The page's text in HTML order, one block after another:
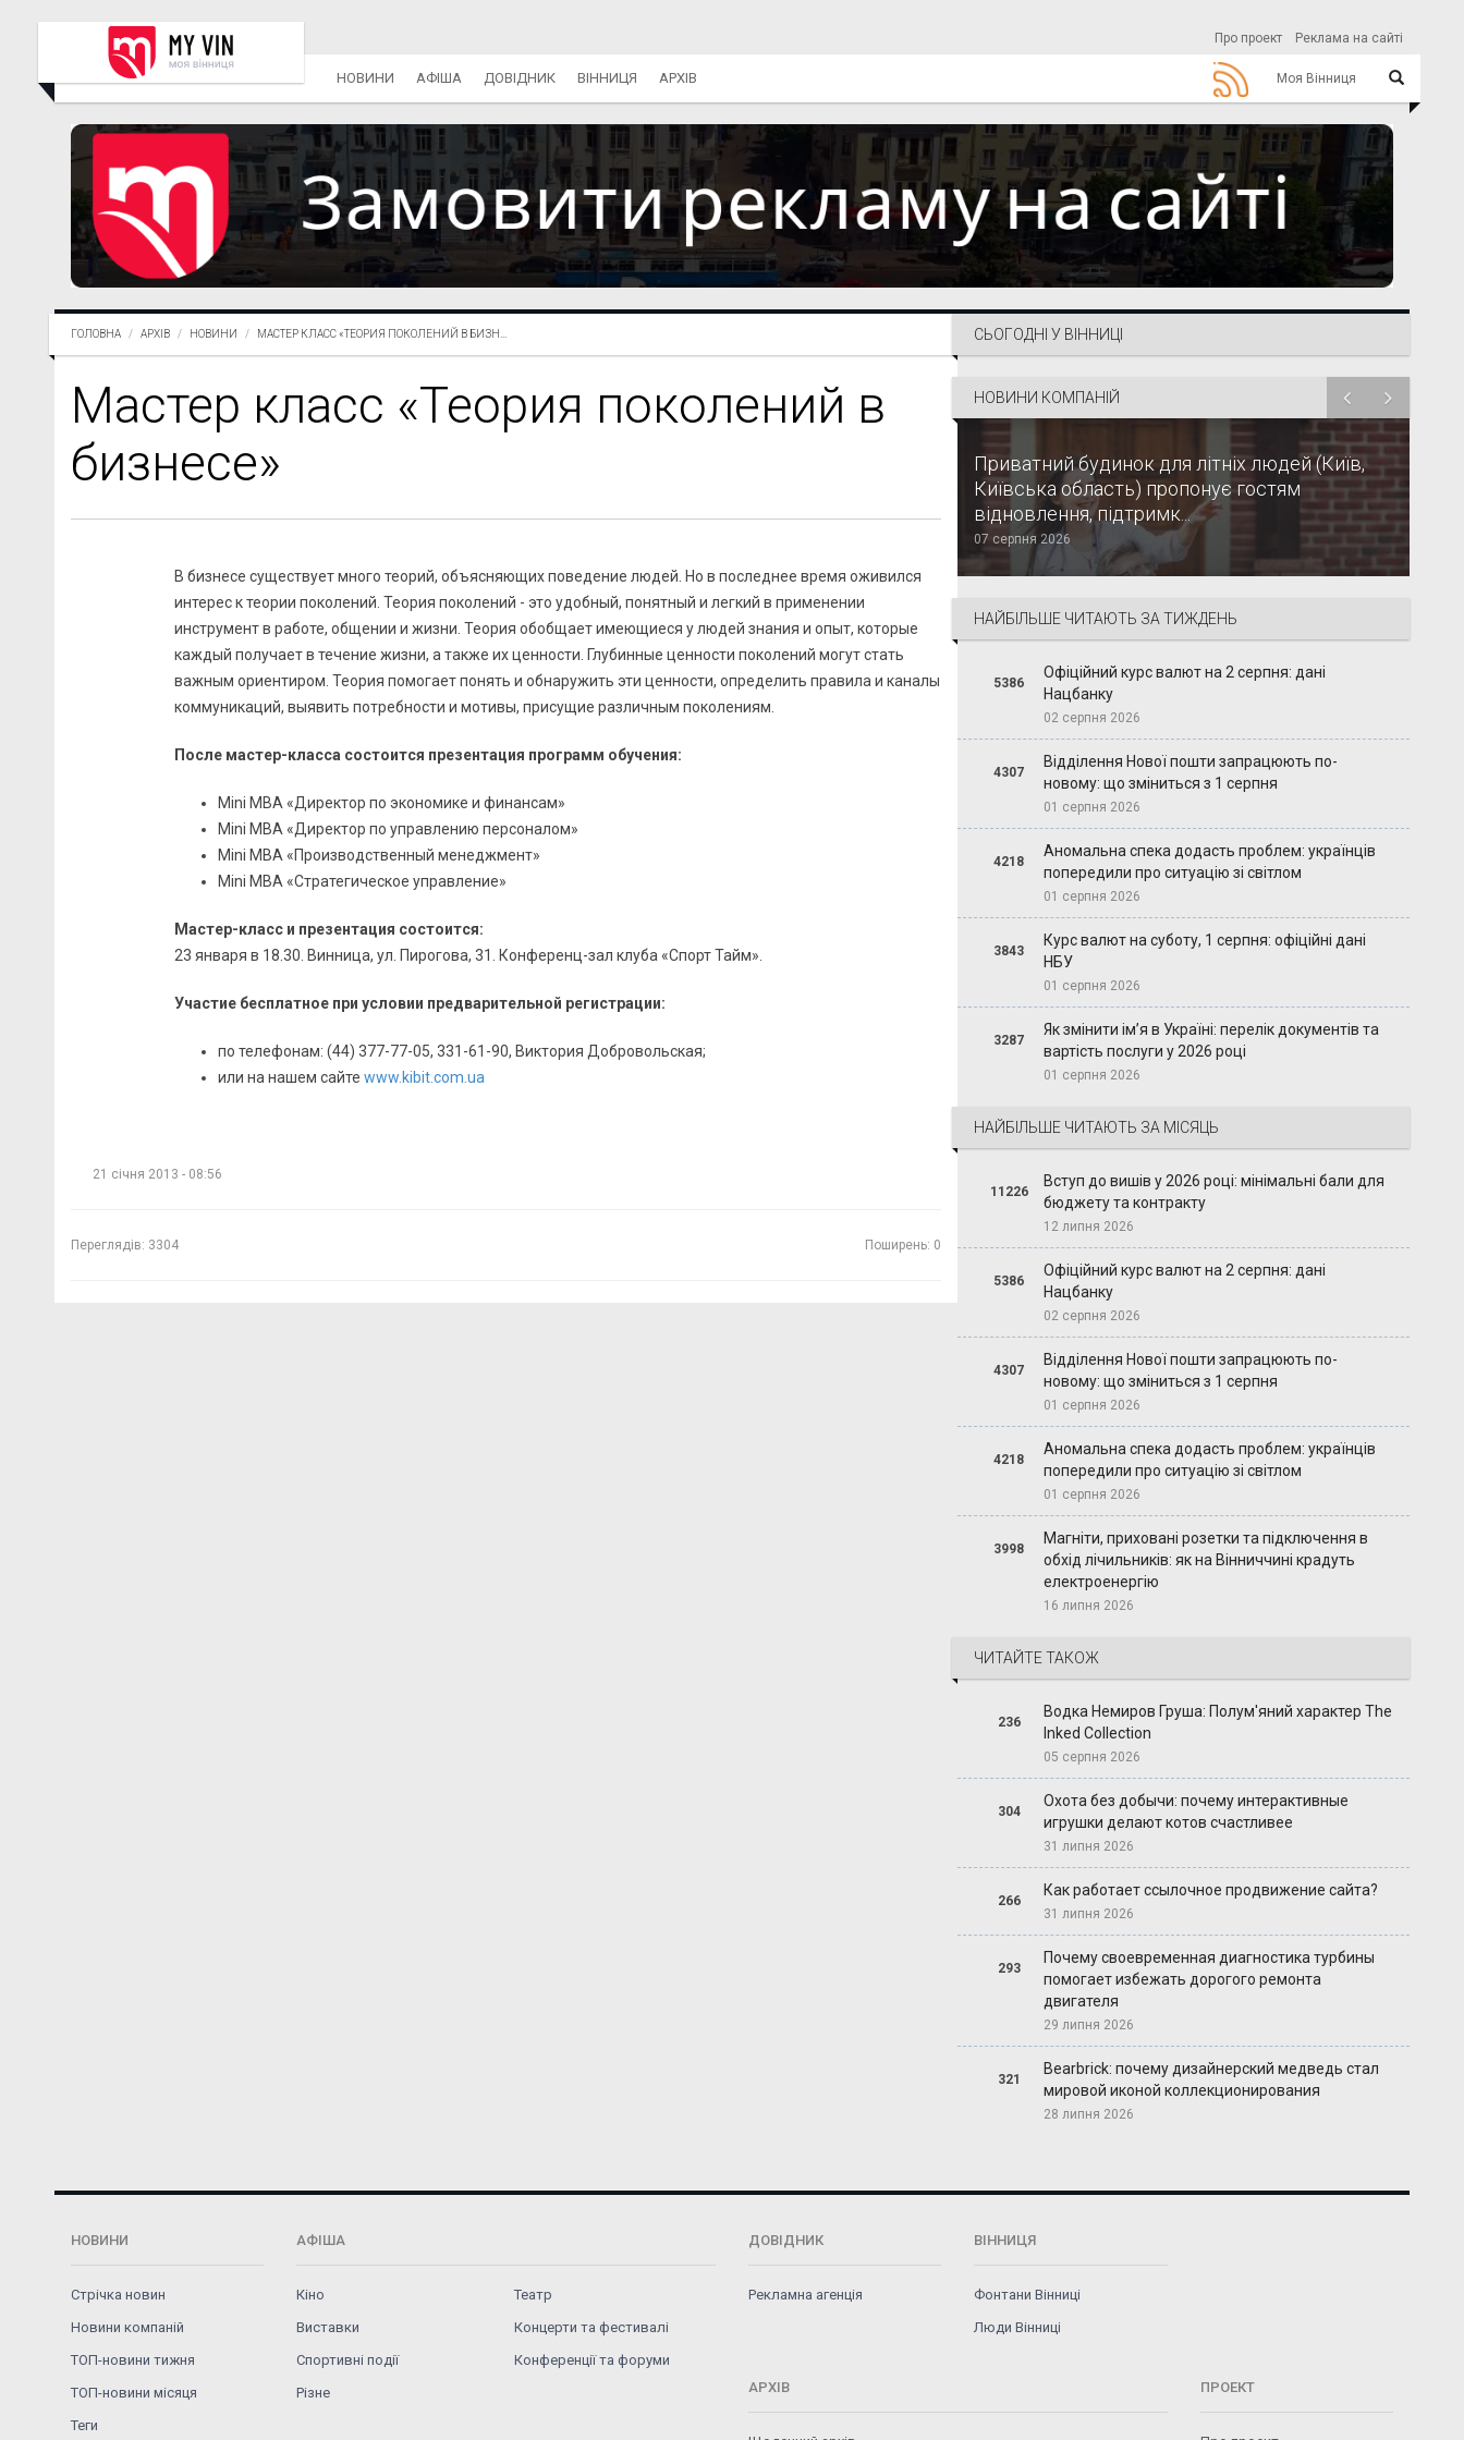
Про проект Реклама на сайті
Моя Вінниця
НОВИНИ АФІША ДОВІДНИК ВІННИЦЯ АРХІВ
ГОЛОВНА АРХІВ НОВИНИ МАСТЕР КЛАСС «ТЕОРИЯ ПОКОЛЕНИЙ В БИЗН...
Мастер класс «Теория поколений в
бизнесе»
В бизнесе существует много теорий, объясняющих поведение людей. Но в последнее время оживился
интерес к теории поколений. Теория поколений - это удобный, понятный и легкий в применении
инструмент в работе, общении и жизни. Теория обобщает имеющиеся у людей знания и опыт, которые
каждый получает в течение жизни, а также их ценности. Глубинные ценности поколений могут стать
важным ориентиром. Теория помогает понять и обнаружить эти ценности, определить правила и каналы
коммуникаций, выявить потребности и мотивы, присущие различным поколениям.
После мастер-класса состоится презентация программ обучения:
Mini МВА «Директор по экономике и финансам»
Mini МВА «Директор по управлению персоналом»
Mini МВА «Производственный менеджмент»
Mini МВА «Стратегическое управление»
Мастер-класс и презентация состоится:
23 января в 18.30. Винница, ул. Пирогова, 31. Конференц-зал клуба «Спорт Тайм».
Участие бесплатное при условии предварительной регистрации:
по телефонам: (44) 377-77-05, 331-61-90, Виктория Добровольская;
или на нашем сайте www.kibit.com.ua
21 січня 2013 - 08:56
Переглядів: 3304 Поширень: 0
СЬОГОДНІ У ВІННИЦІ
НОВИНИ КОМПАНІЙ
Приватний будинок для літніх людей (Київ,
Київська область) пропонує гостям
відновлення, підтримк...
07 серпня 2026
НАЙБІЛЬШЕ ЧИТАЮТЬ ЗА ТИЖДЕНЬ
5386
Офіційний курс валют на 2 серпня: дані
Нацбанку
02 серпня 2026
4307
Відділення Нової пошти запрацюють по-
новому: що зміниться з 1 серпня
01 серпня 2026
4218
Аномальна спека додасть проблем: українців
попередили про ситуацію зі світлом
01 серпня 2026
3843
Курс валют на суботу, 1 серпня: офіційні дані
НБУ
01 серпня 2026
3287
Як змінити ім’я в Україні: перелік документів та
вартість послуги у 2026 році
01 серпня 2026
НАЙБІЛЬШЕ ЧИТАЮТЬ ЗА МІСЯЦЬ
11226
Вступ до вишів у 2026 році: мінімальні бали для
бюджету та контракту
12 липня 2026
5386
Офіційний курс валют на 2 серпня: дані
Нацбанку
02 серпня 2026
4307
Відділення Нової пошти запрацюють по-
новому: що зміниться з 1 серпня
01 серпня 2026
4218
Аномальна спека додасть проблем: українців
попередили про ситуацію зі світлом
01 серпня 2026
3998
Магніти, приховані розетки та підключення в
обхід лічильників: як на Вінниччині крадуть
електроенергію
16 липня 2026
ЧИТАЙТЕ ТАКОЖ
236
Водка Немиров Груша: Полум'яний характер The
Inked Collection
05 серпня 2026
304
Охота без добычи: почему интерактивные
игрушки делают котов счастливее
31 липня 2026
266
Как работает ссылочное продвижение сайта?
31 липня 2026
293
Почему своевременная диагностика турбины
помогает избежать дорогого ремонта
двигателя
29 липня 2026
321
Bearbrick: почему дизайнерский медведь стал
мировой иконой коллекционирования
28 липня 2026
НОВИНИ
Стрічка новин
Новини компаній
ТОП-новини тижня
ТОП-новини місяця
Теги
АФІША
Кіно
Театр
Виставки
Концерти та фестивалі
Спортивні події
Конференції та форуми
Різне
ДОВІДНИК
Рекламна агенція
ВІННИЦЯ
Фонтани Вінниці
Люди Вінниці
АРХІВ ПРОЕКТ